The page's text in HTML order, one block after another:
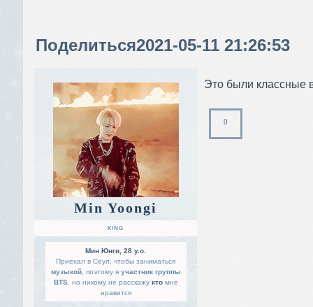
Поделиться2021-05-11 21:26:53
Min Yoongi
KING
Мин Юнги, 28 y.o.
Приехал в Сеул, чтобы заниматься
музыкой, поэтому я участник группы
BTS, но никому не расскажукто мне
нравится
Это были классные
0